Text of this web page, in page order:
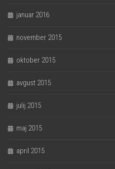
januar 2016
november 2015
oktober 2015
avgust 2015
julij 2015
maj 2015
april 2015